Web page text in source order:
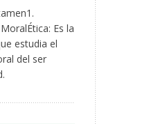
Es la
estudia el
del ser